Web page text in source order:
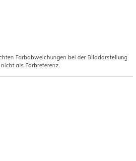
Farbabweichungen bei der Bilddarstellung
als Farbreferenz.